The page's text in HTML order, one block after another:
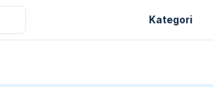
Kategori